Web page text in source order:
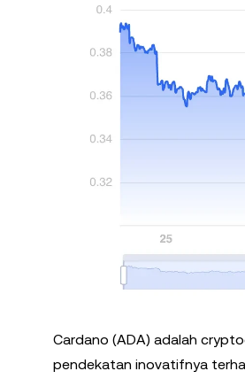
Cardano (ADA) adalah
pendekatan inovatifnya